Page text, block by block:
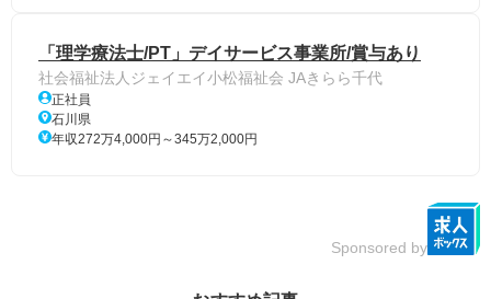
「理学療法士/PT」デイサービス事業所/賞与あり
社会福祉法人ジェイエイ小松福祉会 JAきらら千代
正社員
石川県
年収272万4,000円～345万2,000円
Sponsored by